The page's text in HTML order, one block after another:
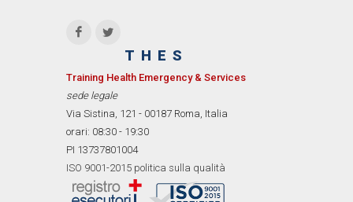
THES
Training Health Emergency & Services
sede legale
Via Sistina, 121 - 00187 Roma, Italia
orari: 08:30 - 19:30
PI 13737801004
ISO 9001-2015 politica sulla qualità